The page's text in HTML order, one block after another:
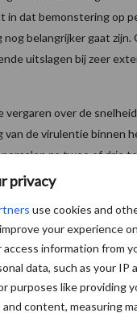
privacy
use cookies and
your experience
access information from
data, such as your IP
purposes like providing
and content, measuring
in dat bemonstering op
belangrijker gaat zijn.
uitslagen bij zeer
vergaren over de
van de virulentie binnen
na twee of drie
bemonsteren.
noodzakelijk
is de komende jaren van
nog geen